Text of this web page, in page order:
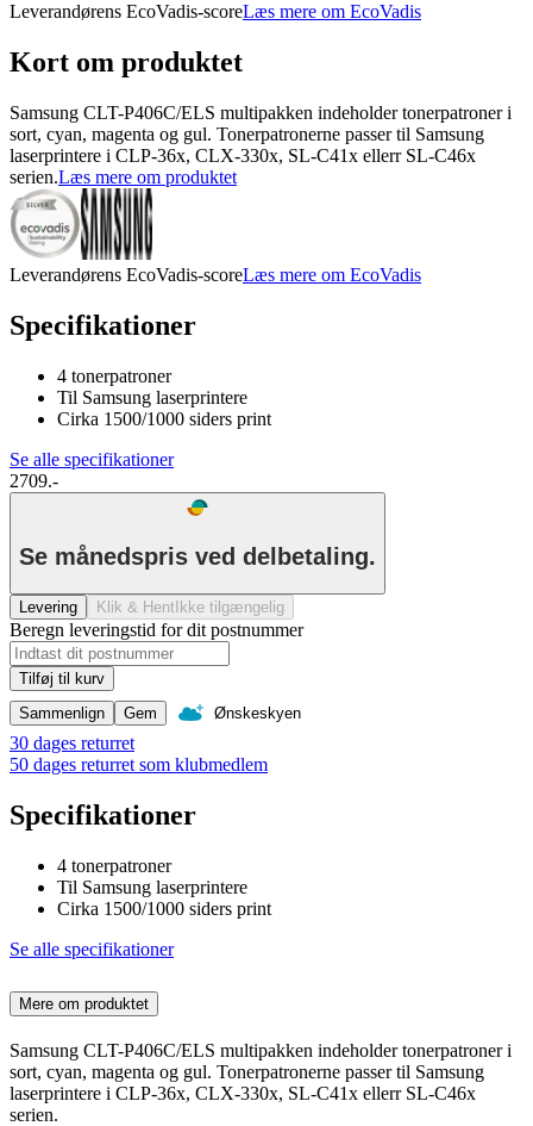
Leverandørens EcoVadis-scoreLæs mere om EcoVadis
Kort om produktet
Samsung CLT-P406C/ELS multipakken indeholder tonerpatroner i
sort, cyan, magenta og gul. Tonerpatronerne passer til Samsung
laserprintere i CLP-36x, CLX-330x, SL-C41x ellerr SL-C46x
serien.Læs mere om produktet
Leverandørens EcoVadis-scoreLæs mere om EcoVadis
Specifikationer
4 tonerpatroner
Til Samsung laserprintere
Cirka 1500/1000 siders print
Se alle specifikationer
2709.-
Se månedspris ved delbetaling.
Levering Klik & Hent Ikke tilgængelig
Beregn leveringstid for dit postnummer
Tilføj til kurv
Sammenlign
Gem Ønskeskyen
30 dages returret
50 dages returret som klubmedlem
Specifikationer
4 tonerpatroner
Til Samsung laserprintere
Cirka 1500/1000 siders print
Se alle specifikationer
Mere om produktet
Samsung CLT-P406C/ELS multipakken indeholder tonerpatroner i
sort, cyan, magenta og gul. Tonerpatronerne passer til Samsung
laserprintere i CLP-36x, CLX-330x, SL-C41x ellerr SL-C46x
serien.